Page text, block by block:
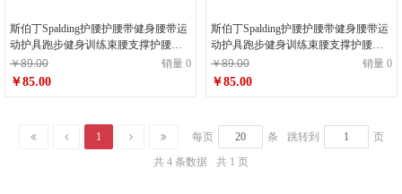
斯伯丁Spalding护腰护腰带健身腰带运
动护具跑步健身训练束腰支撑护腰
SP8012黑色L/XL
￥89.00 销量 0
￥85.00
斯伯丁Spalding护腰护腰带健身腰带运
动护具跑步健身训练束腰支撑护腰
SP8012黑色S/M
￥89.00 销量 0
￥85.00
1 每页 条 跳转到
页
共 4 条数据
共 1 页